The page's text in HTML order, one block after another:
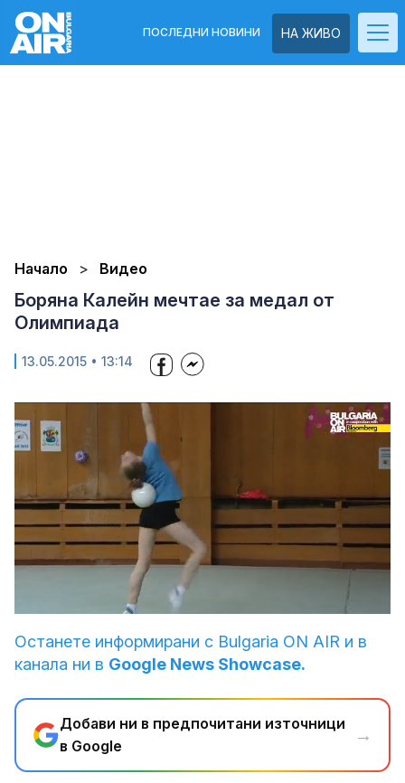
НА ЖИВО
ПОСЛЕДНИ НОВИНИ
Начало Видео
Боряна Калейн мечтае за медал от
Олимпиада
13.05.2015 • 13:14
Loaded
Останете информирани с Bulgaria ON AIR и в
канала ни в Google News Showcase.
Добави ни в предпочитани източници
в Google
→